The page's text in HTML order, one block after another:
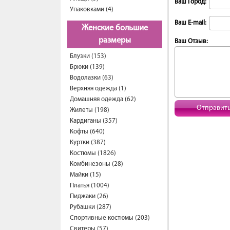
Упаковками (4)
Женские большие
размеры
Блузки (153)
Брюки (139)
Водолазки (63)
Верхняя одежда (1)
Домашняя одежда (62)
Жилеты (198)
Кардиганы (357)
Кофты (640)
Куртки (387)
Костюмы (1826)
Комбинезоны (28)
Майки (15)
Платья (1004)
Пиджаки (26)
Рубашки (287)
Спортивные костюмы (203)
Ваш Город:
Ваш E-mail:
Ваш Отзыв: